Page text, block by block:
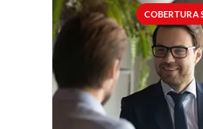
COBERTURA